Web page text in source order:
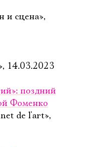
и сцена»,
14.03.2023
поздний
Фоменко
de l'art»,